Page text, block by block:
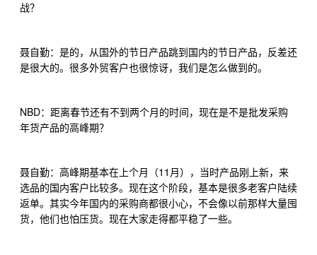
战？
聂自勤：是的，从国外的节日产品跳到国内的节日产品，反差还
是很大的。很多外贸客户也很惊讶，我们是怎么做到的。
NBD：距离春节还有不到两个月的时间，现在是不是批发采购
年货产品的高峰期？
聂自勤：高峰期基本在上个月（11 月），当时产品刚上新，来
选品的国内客户比较多。现在这个阶段，基本是很多老客户陆续
返单。其实今年国内的采购商都很小心，不会像以前那样大量囤
货，他们也怕压货。现在大家走得都平稳了一些。